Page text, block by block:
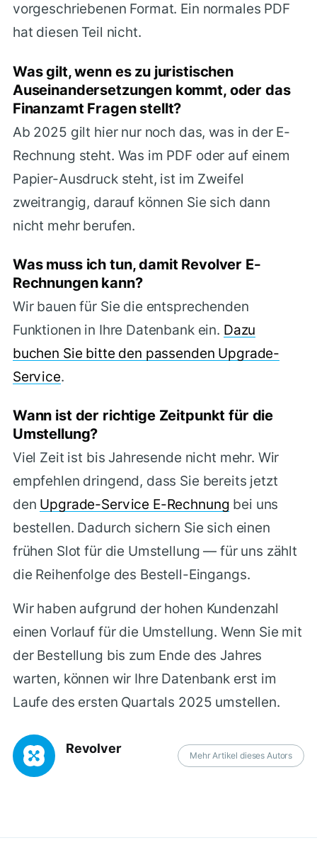
vorgeschriebenen Format. Ein normales PDF
hat diesen Teil nicht.
Was gilt, wenn es zu juristischen
Auseinandersetzungen kommt, oder das
Finanzamt Fragen stellt?
Ab 2025 gilt hier nur noch das, was in der E-
Rechnung steht. Was im PDF oder auf einem
Papier-Ausdruck steht, ist im Zweifel
zweitrangig, darauf können Sie sich dann
nicht mehr berufen.
Was muss ich tun, damit Revolver E-
Rechnungen kann?
Wir bauen für Sie die entsprechenden
Funktionen in Ihre Datenbank ein. Dazu
buchen Sie bitte den passenden Upgrade-
Service.
Wann ist der richtige Zeitpunkt für die
Umstellung?
Viel Zeit ist bis Jahresende nicht mehr. Wir
empfehlen dringend, dass Sie bereits jetzt
den Upgrade-Service E-Rechnung bei uns
bestellen. Dadurch sichern Sie sich einen
frühen Slot für die Umstellung — für uns zählt
die Reihenfolge des Bestell-Eingangs.
Wir haben aufgrund der hohen Kundenzahl
einen Vorlauf für die Umstellung. Wenn Sie mit
der Bestellung bis zum Ende des Jahres
warten, können wir Ihre Datenbank erst im
Laufe des ersten Quartals 2025 umstellen.
Revolver Mehr Artikel dieses Autors